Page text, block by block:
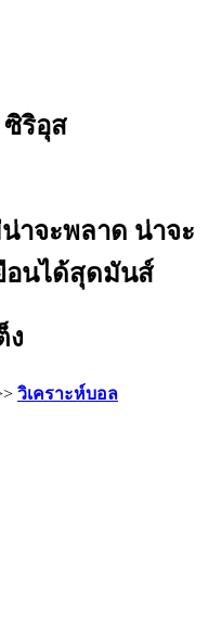
ซิริอุส
าจะพลาด น่าจะ
อนได้สุดมันส์
วิเคราะห์บอล